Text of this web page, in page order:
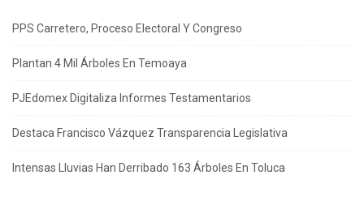
PPS Carretero, Proceso Electoral Y Congreso
Plantan 4 Mil Árboles En Temoaya
PJEdomex Digitaliza Informes Testamentarios
Destaca Francisco Vázquez Transparencia Legislativa
Intensas Lluvias Han Derribado 163 Árboles En Toluca